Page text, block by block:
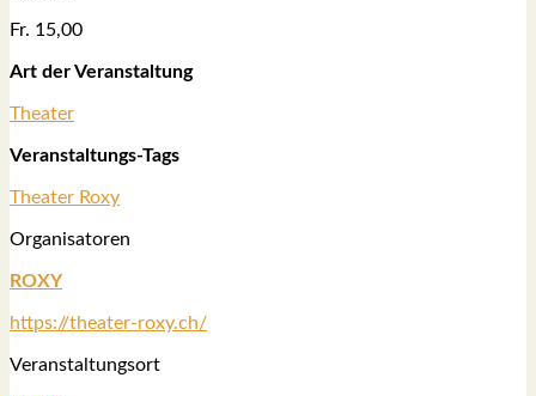
Fr. 15,00
Art der Ver­an­stal­tung
Thea­ter
Ver­an­stal­tungs-Tags
Thea­ter Roxy
Orga­ni­sa­to­ren
ROXY
https://theater-roxy.ch/
Ver­an­stal­tungs­ort